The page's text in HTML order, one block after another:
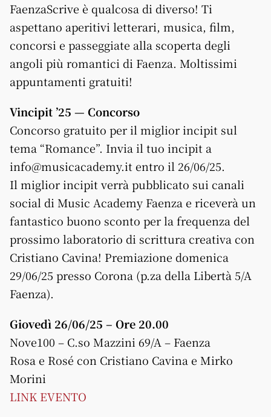
FaenzaScrive è qualcosa di diverso! Ti
aspettano aperitivi letterari, musica, film,
concorsi e passeggiate alla scoperta degli
angoli più romantici di Faenza. Moltissimi
appuntamenti gratuiti!
Vincipit ’25 — Concorso
Concorso gratuito per il miglior incipit sul
tema “Romance”. Invia il tuo incipit a
info@musicacademy.it entro il 26/06/25.
Il miglior incipit verrà pubblicato sui canali
social di Music Academy Faenza e riceverà un
fantastico buono sconto per la frequenza del
prossimo laboratorio di scrittura creativa con
Cristiano Cavina! Premiazione domenica
29/06/25 presso Corona (p.za della Libertà 5/A
Faenza).
Giovedì 26/06/25 – Ore 20.00
Nove100 – C.so Mazzini 69/A – Faenza
Rosa e Rosé con Cristiano Cavina e Mirko
Morini
LINK EVENTO